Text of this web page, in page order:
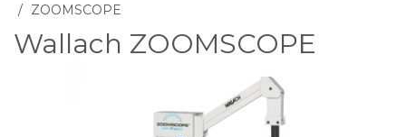
ZOOMSCOPE
Wallach ZOOMSCOPE